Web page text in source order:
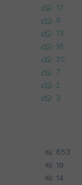
17
9
13
16
20
7
2
3
653
19
14